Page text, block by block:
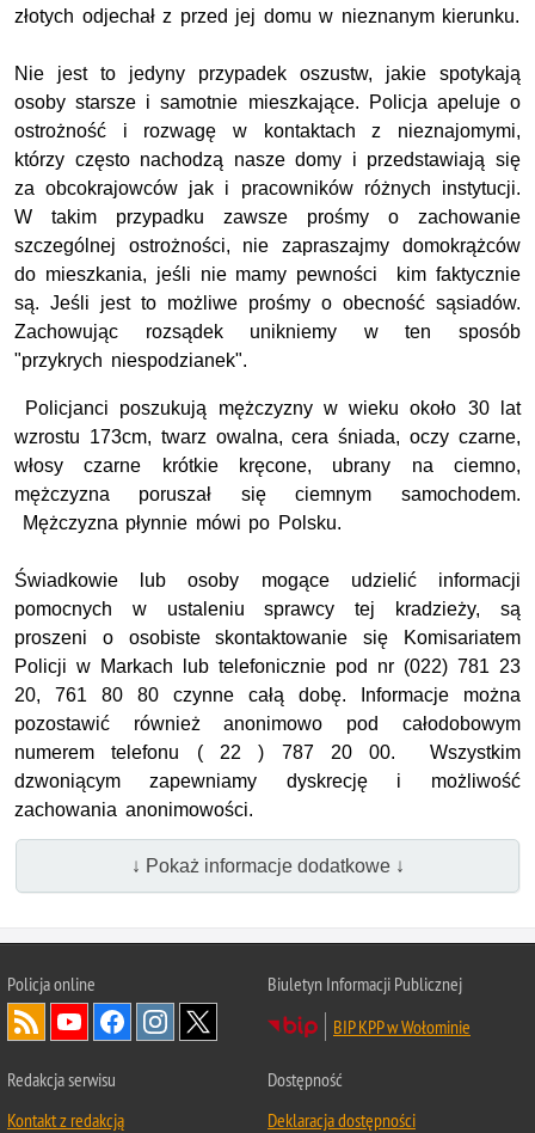
złotych odjechał z przed jej domu w nieznanym kierunku.
Nie jest to jedyny przypadek oszustw, jakie spotykają
osoby starsze i samotnie mieszkające. Policja apeluje o
ostrożność i rozwagę w kontaktach z nieznajomymi,
którzy często nachodzą nasze domy i przedstawiają się
za obcokrajowców jak i pracowników różnych instytucji.
W takim przypadku zawsze prośmy o zachowanie
szczególnej ostrożności, nie zapraszajmy domokrążców
do mieszkania, jeśli nie mamy pewności kim faktycznie
są. Jeśli jest to możliwe prośmy o obecność sąsiadów.
Zachowując rozsądek unikniemy w ten sposób
"przykrych niespodzianek".
Policjanci poszukują mężczyzny w wieku około 30 lat
wzrostu 173cm, twarz owalna, cera śniada, oczy czarne,
włosy czarne krótkie kręcone, ubrany na ciemno,
mężczyzna poruszał się ciemnym samochodem.
Mężczyzna płynnie mówi po Polsku.
Świadkowie lub osoby mogące udzielić informacji
pomocnych w ustaleniu sprawcy tej kradzieży, są
proszeni o osobiste skontaktowanie się Komisariatem
Policji w Markach lub telefonicznie pod nr (022) 781 23
20, 761 80 80 czynne całą dobę. Informacje można
pozostawić również anonimowo pod całodobowym
numerem telefonu ( 22 ) 787 20 00. Wszystkim
dzwoniącym zapewniamy dyskrecję i możliwość
zachowania anonimowości.
↓ Pokaż informacje dodatkowe ↓
Policja online
Biuletyn Informacji Publicznej
BIP KPP w Wołominie
Redakcja serwisu
Kontakt z redakcją
Dostępność
Deklaracja dostępności